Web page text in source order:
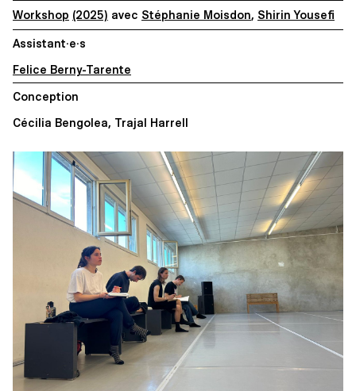
Workshop (2025) avec Stéphanie Moisdon, Shirin Yousefi
Assistant·e·s
Felice Berny-Tarente
Conception
Cécilia Bengolea, Trajal Harrell